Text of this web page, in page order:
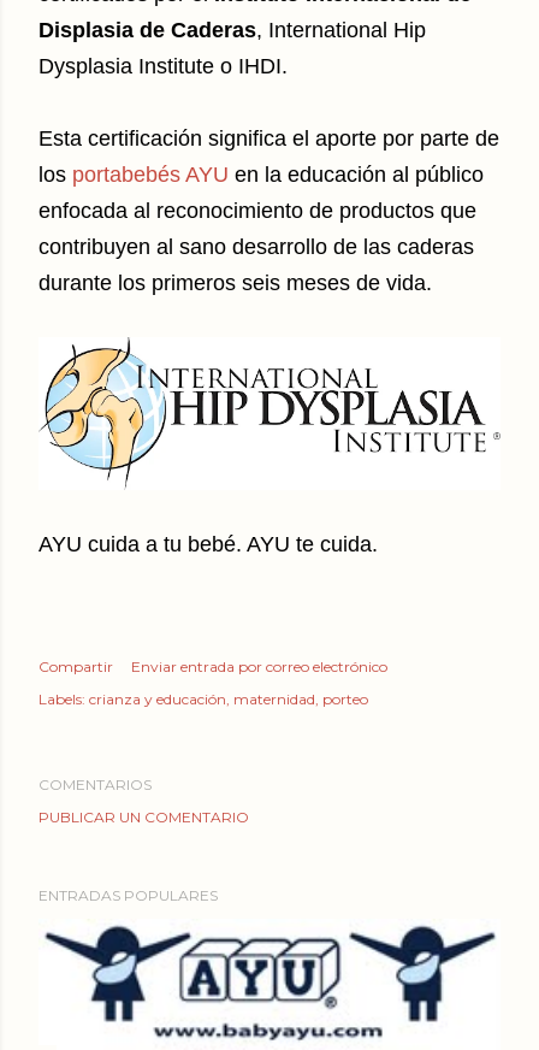
Displasia de Caderas, International Hip
Dysplasia Institute o IHDI.
Esta certificación significa el aporte por parte de
los portabebés AYU en la educación al público
enfocada al reconocimiento de productos que
contribuyen al sano desarrollo de las caderas
durante los primeros seis meses de vida.
AYU cuida a tu bebé. AYU te cuida.
Compartir
Enviar entrada por correo electrónico
Labels: crianza y educación maternidad porteo
COMENTARIOS
PUBLICAR UN COMENTARIO
ENTRADAS POPULARES